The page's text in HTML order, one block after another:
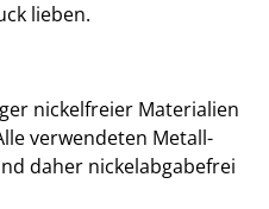
lieben.
nickelfreier Materialien
verwendeten Metall-
daher nickelabgabefrei